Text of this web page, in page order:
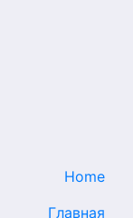
Home
Главная